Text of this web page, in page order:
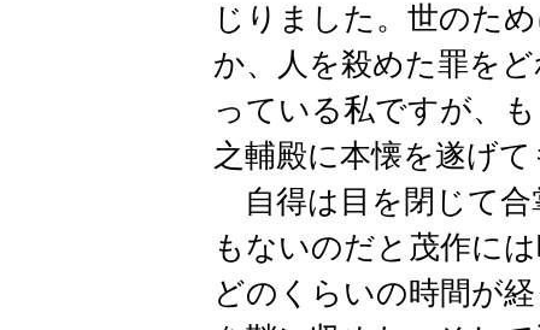
じりました。世のた
か、人を殺めた罪を
っている私ですが、
之輔殿に本懐を遂げ
自得は目を閉じて合
もないのだと茂作に
どのくらいの時間が